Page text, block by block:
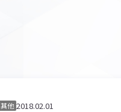
其他 2018.02.01